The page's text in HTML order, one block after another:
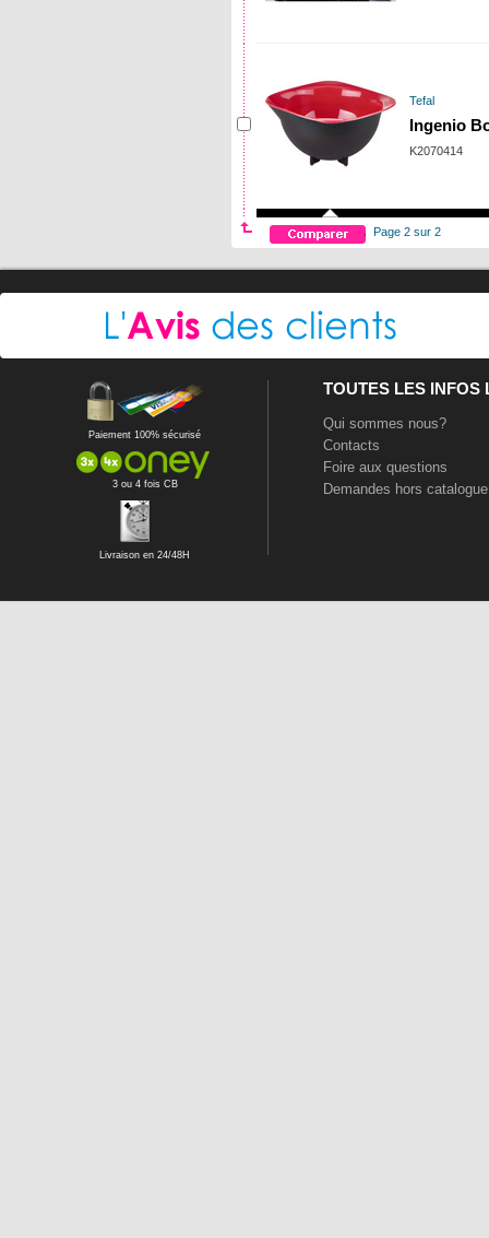
Tefal
Ingenio
K2070414
Page 2 sur 2
Paiement 100% sécurisé
3 ou 4 fois CB
Livraison en 24/48H
TOUTES LES INFOS
Qui sommes nous?
Contacts
Foire aux questions
Demandes hors catalogue